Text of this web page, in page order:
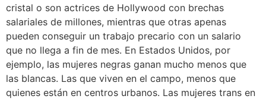
cristal o son actrices de Hollywood con brechas
salariales de millones, mientras que otras apenas
pueden conseguir un trabajo precario con un salario
que no llega a fin de mes. En Estados Unidos, por
ejemplo, las mujeres negras ganan mucho menos que
las blancas. Las que viven en el campo, menos que
quienes están en centros urbanos. Las mujeres trans en